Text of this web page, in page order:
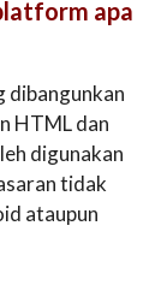
apa
dibangunkan
HTML dan
digunakan
tidak
ataupun